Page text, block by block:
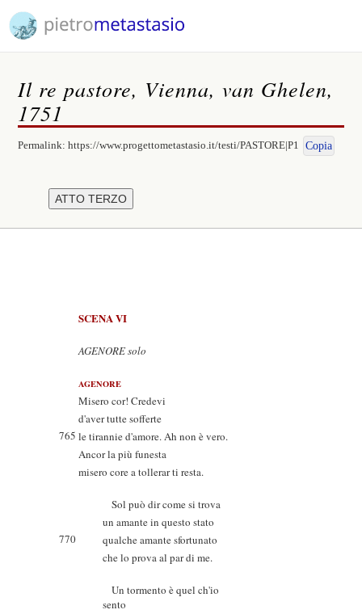
Il re pastore, Vienna, van Ghelen,
1751
Permalink:https://www.progettometastasio.it/testi/PASTORE|P1 Copia
SCENA VI
AGENORE solo
AGENORE
Misero cor! Credevi
d'aver tutte sofferte
765 le tirannie d'amore. Ah non è vero.
Ancor la più funesta
misero core a tollerar ti resta.
Sol può dir come si trova
un amante in questo stato
770
qualche amante sfortunato
che lo prova al par di me.
Un tormento è quel ch'io
sento